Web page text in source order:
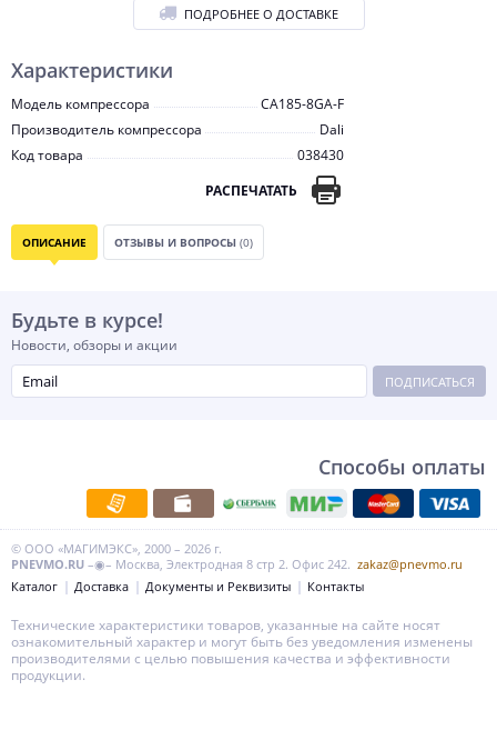
Характеристики
Модель компрессора
CA185-8GA-F
Производитель компрессора
Dali
Код товара
038430
РАСПЕЧАТАТЬ
ПОДРОБНЕЕ О ДОСТАВКЕ
ОПИСАНИЕ ОТЗЫВЫ И ВОПРОСЫ (0)
Будьте в курсе!
Новости, обзоры и акции
ПОДПИСАТЬСЯ
Способы оплаты
© ООО «МАГИМЭКС», 2000 – 2026 г.
PNEVMO.RU –◉– Москва, Электродная 8 стр 2. Офис 242. zakaz@pnevmo.ru
Каталог
Доставка Документы и Реквизиты Контакты
Технические характеристики товаров, указанные на сайте носят
ознакомительный характер и могут быть без уведомления изменены
производителями с целью повышения качества и эффективности
продукции.